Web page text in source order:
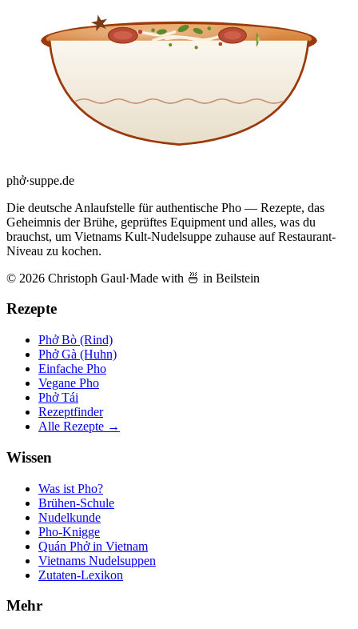
phở·suppe.de
Die deutsche Anlaufstelle für authentische Pho — Rezepte, das
Geheimnis der Brühe, geprüftes Equipment und alles, was du
brauchst, um Vietnams Kult-Nudelsuppe zuhause auf Restaurant-
Niveau zu kochen.
© 2026 Christoph Gaul·Made with 🍜 in Beilstein
Rezepte
Phở Bò (Rind)
Phở Gà (Huhn)
Einfache Pho
Vegane Pho
Phở Tái
Rezeptfinder
Alle Rezepte →
Wissen
Was ist Pho?
Brühen-Schule
Nudelkunde
Pho-Knigge
Quán Phở in Vietnam
Vietnams Nudelsuppen
Zutaten-Lexikon
Mehr